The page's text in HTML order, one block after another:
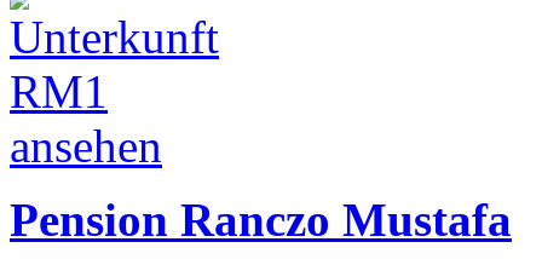
Pension Ranczo Mustafa